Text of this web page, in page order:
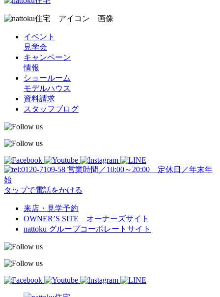
イベント
見学会
キャンペーン
情報
ショールーム
モデルハウス
資料請求
スタッフブログ
営業時間／10:00～20:00 定休日／年末年
始
タップで電話をかける
来店・見学予約
OWNER’S SITE オーナーズサイト
nattoku グループコーポレートサイト